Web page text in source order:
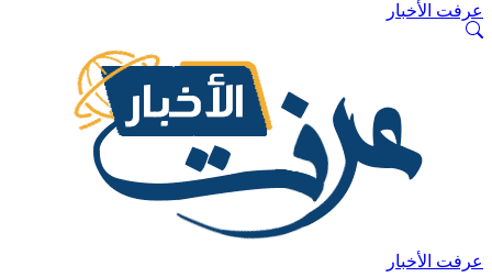
عرفت الأخبار
عرفت الأخبار